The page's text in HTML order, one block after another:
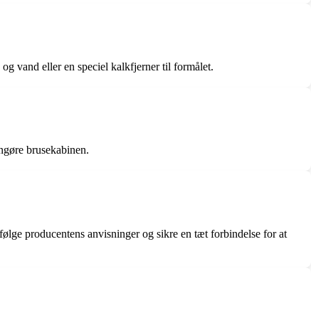
vand eller en speciel kalkfjerner til formålet.
brusekabinen.
producentens anvisninger og sikre en tæt forbindelse for at